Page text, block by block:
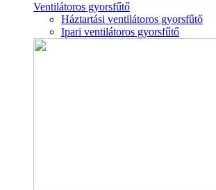
Ventilátoros gyorsfűtő
Háztartási ventilátoros gyorsfűtő
Ipari ventilátoros gyorsfűtő